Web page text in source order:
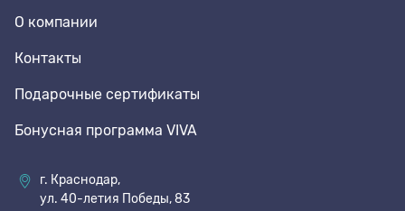
О компании
Контакты
Подарочные сертификаты
Бонусная программа VIVA
г. Краснодар,
ул. 40-летия Победы, 83
8 den
Полустельки